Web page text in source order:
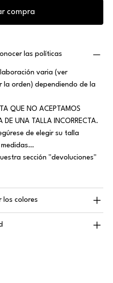
compra
las políticas
varia (ver
la orden) dependiendo de la
QUE NO ACEPTAMOS
DE UNA TALLA INCORRECTA.
de elegir su talla
sección "devoluciones"
los colores